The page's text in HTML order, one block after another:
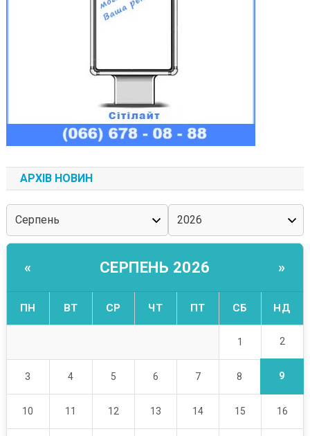
АРХІВ НОВИН
« СЕРПЕНЬ 2026 »
ПН ВТ СР ЧТ ПТ СБ НД
1 2
3 4 5 6 7 8 9
10 11 12 13 14 15 16